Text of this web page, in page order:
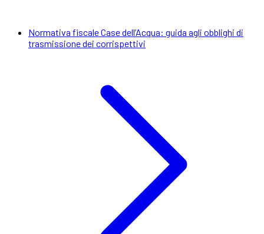
Normativa fiscale Case dell’Acqua: guida agli obblighi di
trasmissione dei corrispettivi